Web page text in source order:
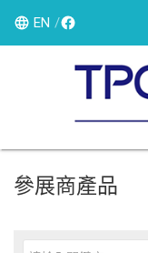
EN
參展商產品